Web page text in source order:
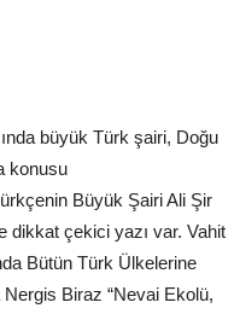
büyük Türk şairi, Doğu
konusu
Büyük Şairi Ali Şir
dikkat çekici yazı var. Vahit
Bütün Türk Ülkelerine
Nergis Biraz “Nevai Ekolü,